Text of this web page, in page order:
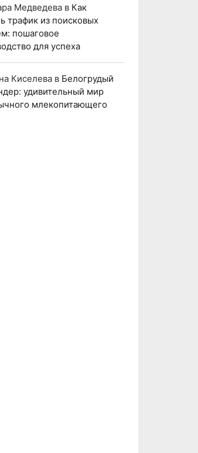
Медведева в Как
трафик из поисковых
пошаговое
для успеха
Киселева в Белогрудый
удивительный мир
млекопитающего